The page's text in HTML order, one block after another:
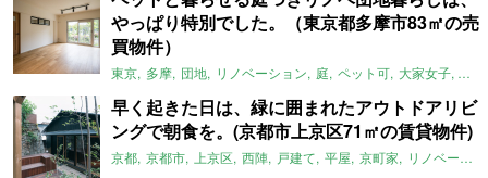
やっぱり特別でした。（東京都多摩市83㎡の売
買物件）
東京 多摩 団地 リノベーション 庭 ペット可 大家女子 団
早く起きた日は、緑に囲まれたアウトドアリビ
ングで朝食を。(京都市上京区71㎡の賃貸物件)
京都 京都市 上京区 西陣 戸建て 平屋 京町家 リノベーション